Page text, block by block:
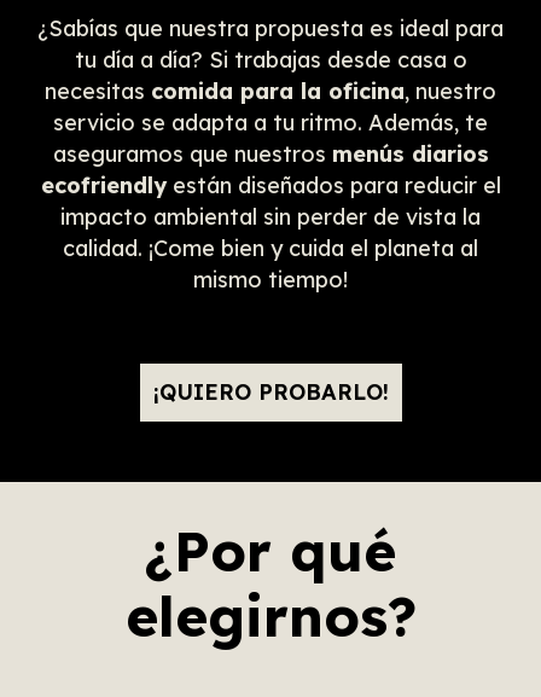
¿Sabías que nuestra propuesta es ideal para
tu día a día? Si trabajas desde casa o
necesitas comida para la oficina, nuestro
servicio se adapta a tu ritmo. Además, te
aseguramos que nuestros menús diarios
ecofriendlyestán diseñados para reducir el
impacto ambiental sin perder de vista la
calidad. ¡Come bien y cuida el planeta al
mismo tiempo!
¡QUIERO PROBARLO!
¿Por qué
elegirnos?